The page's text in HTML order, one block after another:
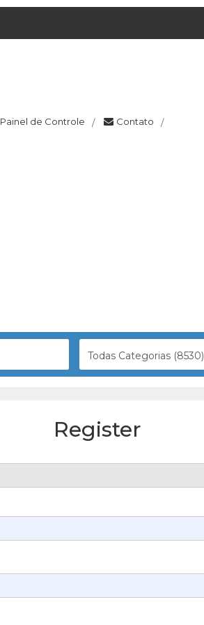
Painel de Controle / Contato /
Todas Categorias (8530)
Register